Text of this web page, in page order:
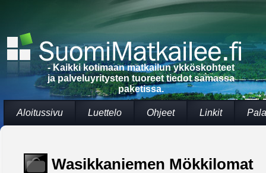
- Kaikki kotimaan matkailun ykköskohteet
ja palveluyritysten tuoreet tiedot samassa
paketissa.
Aloitussivu Luettelo Ohjeet Linkit
Wasikkaniemen Mökkilomat